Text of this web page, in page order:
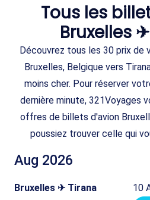
Tous les
Bruxelles
Découvrez tous les 30 prix de
Bruxelles, Belgique vers
moins cher. Pour réserver
dernière minute, 321Voyages
offres de billets d'avion
poussiez trouver celle qui
Aug 2026
Bruxelles ✈ Tirana 10